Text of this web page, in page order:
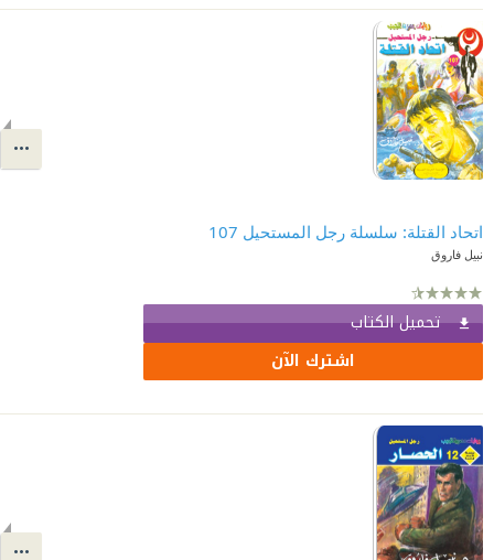
اتحاد القتلة: سلسلة رجل المستحيل 107
نبيل فاروق
تحميل الكتاب
اشترك الآن